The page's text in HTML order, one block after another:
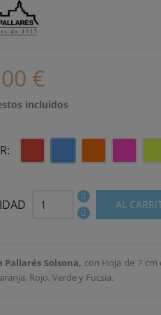
€
incluidos
AL
Pallarés Solsona, con Hoja de 7 cm
Rojo, Verde y Fucsia.